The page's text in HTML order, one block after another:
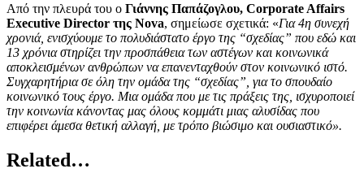
Από την πλευρά του ο Γιάννης Παπάζογλου, Corporate Affairs
Executive Director της Nova, σημείωσε σχετικά: «Για 4η συνεχή
χρονιά, ενισχύουμε το πολυδιάστατο έργο της “σχεδίας” που εδώ και
13 χρόνια στηρίζει την προσπάθεια των αστέγων και κοινωνικά
αποκλεισμένων ανθρώπων να επανενταχθούν στον κοινωνικό ιστό.
Συγχαρητήρια σε όλη την ομάδα της “σχεδίας”, για το σπουδαίο
κοινωνικό τους έργο. Μια ομάδα που με τις πράξεις της, ισχυροποιεί
την κοινωνία κάνοντας μας όλους κομμάτι μιας αλυσίδας που
επιφέρει άμεσα θετική αλλαγή, με τρόπο βιώσιμο και ουσιαστικό».
Related…